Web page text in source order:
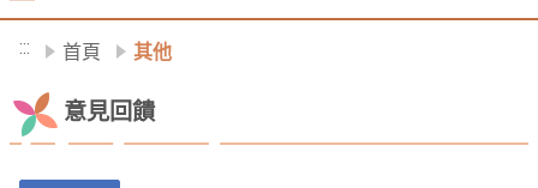
::: 首頁 其他
意見回饋